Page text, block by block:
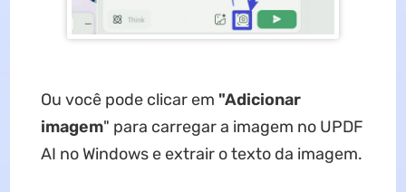
Ou você pode clicar em "Adicionar
imagem" para carregar a imagem no UPDF
AI no Windows e extrair o texto da imagem.